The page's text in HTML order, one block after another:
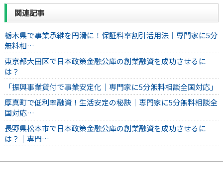
関連記事
栃木県で事業承継を円滑に！保証料率割引活用法｜専門家に5分
無料相…
東京都大田区で日本政策金融公庫の創業融資を成功させるに
は？
「振興事業貸付で事業安定化｜専門家に5分無料相談全国対応」
厚真町で低利率融資！生活安定の秘訣｜専門家に5分無料相談全
国対応…
長野県松本市で日本政策金融公庫の創業融資を成功させるに
は？｜専門…